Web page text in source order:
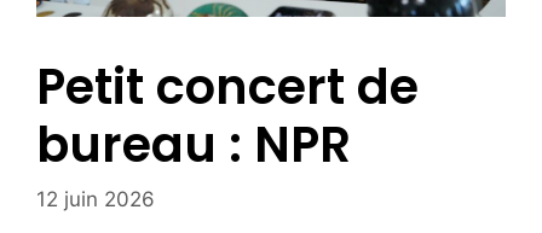
Petit concert de
bureau : NPR
12 juin 2026